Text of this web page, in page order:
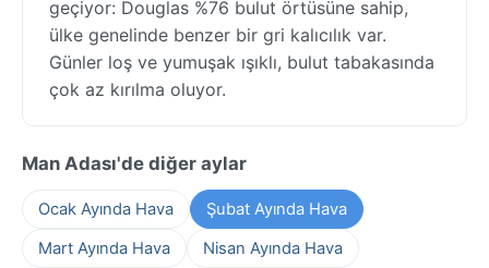
geçiyor: Douglas %76 bulut örtüsüne sahip,
ülke genelinde benzer bir gri kalıcılık var.
Günler loş ve yumuşak ışıklı, bulut tabakasında
çok az kırılma oluyor.
Man Adası'de diğer aylar
Ocak Ayında Hava
Şubat Ayında Hava
Mart Ayında Hava
Nisan Ayında Hava